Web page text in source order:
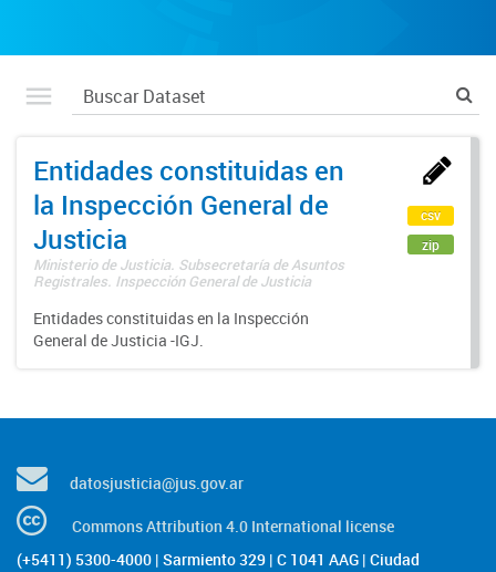
Entidades constituidas en
la Inspección General de
Justicia
Ministerio de Justicia. Subsecretaría de Asuntos
Registrales. Inspección General de Justicia
Entidades constituidas en la Inspección
General de Justicia -IGJ.
csv
zip
datosjusticia@jus.gov.ar
Commons Attribution 4.0 International license
(+5411) 5300-4000 | Sarmiento 329 | C 1041 AAG | Ciudad